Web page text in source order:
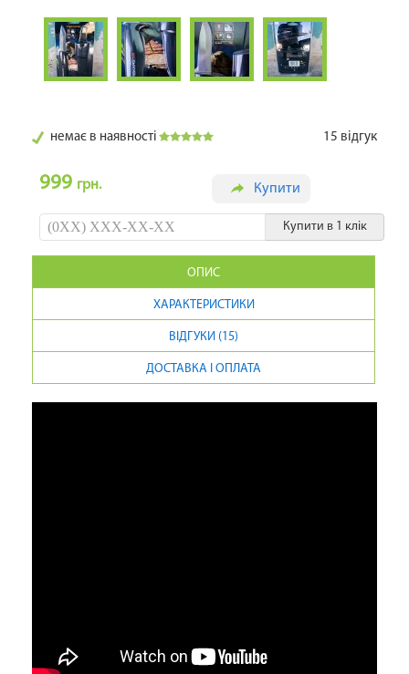
немає в наявності 15 відгук
999 грн. Купити
Купити в 1 клік
ОПИС
ХАРАКТЕРИСТИКИ
ВІДГУКИ (15)
ДОСТАВКА І ОПЛАТА